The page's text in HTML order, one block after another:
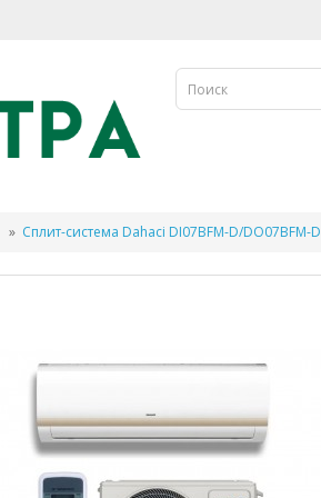
Сплит-система Dahaci DI07BFM-D/DO07BFM-D